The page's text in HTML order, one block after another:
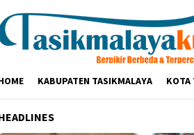
KABUPATEN TASIKMALAYA KOTA